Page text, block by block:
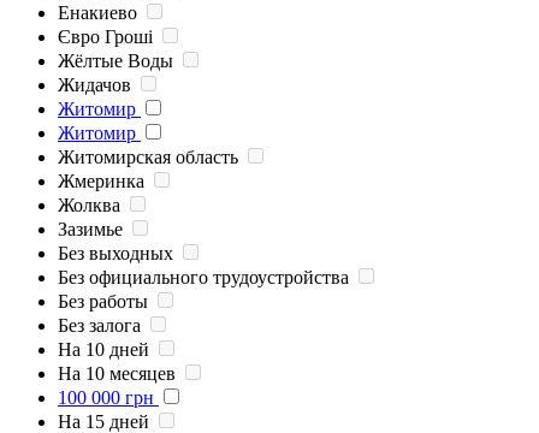
Енакиево
Євро Гроші
Жёлтые Воды
Жидачов
Житомир
Житомир
Житомирская область
Жмеринка
Жолква
Зазимье
Без выходных
Без официального трудоустройства
Без работы
Без залога
На 10 дней
На 10 месяцев
100 000 грн
На 15 дней